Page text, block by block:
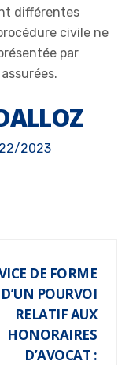
différentes
civile ne
par
2023
DE FORME
D’UN POURVOI
RELATIF AUX
HONORAIRES
D’AVOCAT :